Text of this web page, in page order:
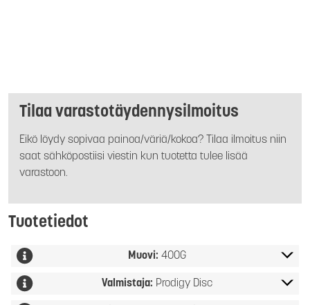
Tilaa varastotäydennysilmoitus
Eikö löydy sopivaa painoa/väriä/kokoa? Tilaa ilmoitus niin
saat sähköpostiisi viestin kun tuotetta tulee lisää
varastoon.
Tuotetiedot
Muovi: 400G
Valmistaja: Prodigy Disc